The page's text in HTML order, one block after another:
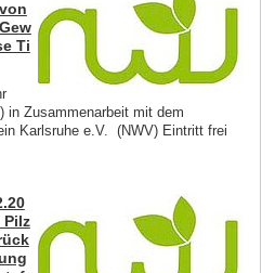
Ti
in Zusammenarbeit mit dem
Karlsruhe e.V. (NWV) Eintritt frei
Pilz